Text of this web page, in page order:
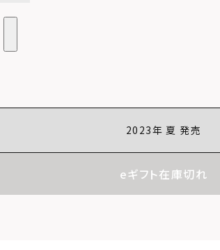
2023年 夏 発売
eギフト在庫切れ